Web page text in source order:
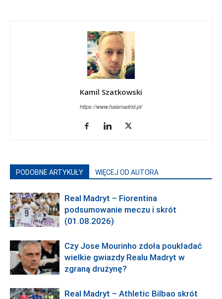
Kamil Szatkowski
https://www.halamadrid.pl/
PODOBNE ARTYKUŁY WIĘCEJ OD AUTORA
Real Madryt – Fiorentina
podsumowanie meczu i skrót
(01.08.2026)
Czy Jose Mourinho zdoła poukładać
wielkie gwiazdy Realu Madryt w
zgraną drużynę?
Real Madryt – Athletic Bilbao skrót